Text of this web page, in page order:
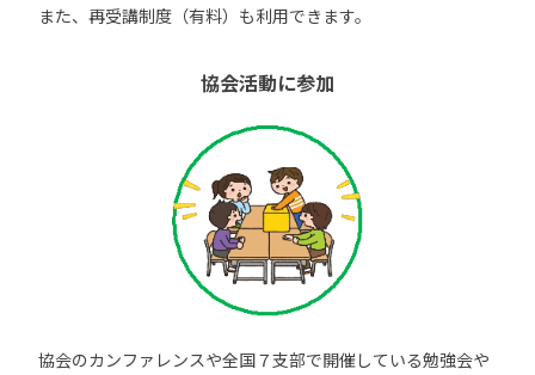
また、再受講制度（有料）も利用できます。
協会活動に参加
協会のカンファレンスや全国７支部で開催している勉強会や